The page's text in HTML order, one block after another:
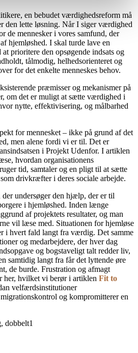
en bebudet værdighedsreform må
den lette løsning. Når I siger værdighed
de mennesker i vores samfund, der
hjemløshed. I skal turde lave en
prioritere den opsøgende indsats og
tålmodig, helhedsorienteret og
for det enkelte menneskes behov.
præ­misser og mekanismer på
om det er muligt at sætte værdighed i
nytte, effektivi­sering, og målbarhed
for mennesket – ikke på grund af det
men alene fordi vi er til. Det er
i Projekt Udenfor. I artiklen
hvordan organisationens
tid, samtaler og en pligt til at sætte
drivkræf­ter i deres sociale arbejde.
undersøger den hjælp, der er til
i hjemløshed. Inden længe
af projektets resultater, og man
vil læse med. Situationen for hjemløse
i hvert fald langt fra værdig. Det samme
og medarbejdere, der hver dag
og bogstaveligt talt redder liv,
samtidig langt fra får det lyttende øre
de burde. Frustration og afmagt
her, hvilket vi berør i artiklen Fit to
velfærdsinstitutioner
og kompromitterer en